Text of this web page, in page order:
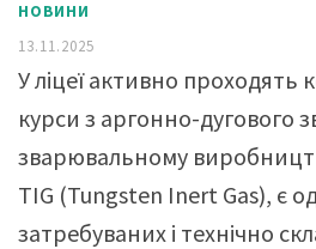
НОВИНИ
13.11.2025
У ліцеї активно проходять
курси з аргонно-дугового
зварювальному
TIG (Tungsten Inert Gas), є
затребуваних і технічно